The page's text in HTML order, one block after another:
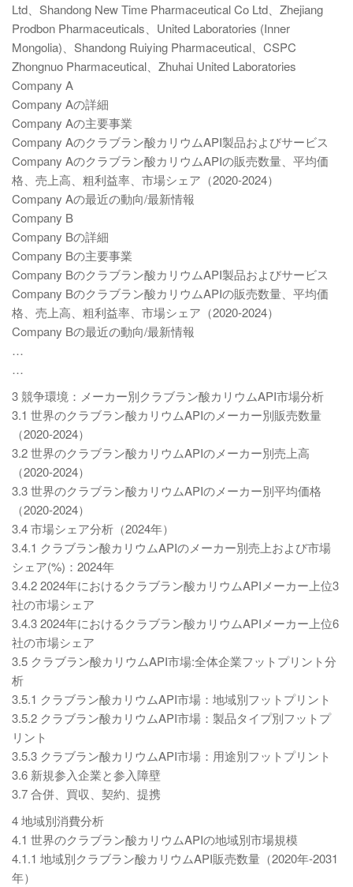
Ltd、Shandong New Time Pharmaceutical Co Ltd、Zhejiang
Prodbon Pharmaceuticals、United Laboratories (Inner
Mongolia)、Shandong Ruiying Pharmaceutical、CSPC
Zhongnuo Pharmaceutical、Zhuhai United Laboratories
Company A
Company Aの詳細
Company Aの主要事業
Company Aのクラブラン酸カリウムAPI製品およびサービス
Company Aのクラブラン酸カリウムAPIの販売数量、平均価
格、売上高、粗利益率、市場シェア（2020-2024）
Company Aの最近の動向/最新情報
Company B
Company Bの詳細
Company Bの主要事業
Company Bのクラブラン酸カリウムAPI製品およびサービス
Company Bのクラブラン酸カリウムAPIの販売数量、平均価
格、売上高、粗利益率、市場シェア（2020-2024）
Company Bの最近の動向/最新情報
…
…
3 競争環境：メーカー別クラブラン酸カリウムAPI市場分析
3.1 世界のクラブラン酸カリウムAPIのメーカー別販売数量
（2020-2024）
3.2 世界のクラブラン酸カリウムAPIのメーカー別売上高
（2020-2024）
3.3 世界のクラブラン酸カリウムAPIのメーカー別平均価格
（2020-2024）
3.4 市場シェア分析（2024年）
3.4.1 クラブラン酸カリウムAPIのメーカー別売上および市場
シェア(%)：2024年
3.4.2 2024年におけるクラブラン酸カリウムAPIメーカー上位3
社の市場シェア
3.4.3 2024年におけるクラブラン酸カリウムAPIメーカー上位6
社の市場シェア
3.5 クラブラン酸カリウムAPI市場:全体企業フットプリント分
析
3.5.1 クラブラン酸カリウムAPI市場：地域別フットプリント
3.5.2 クラブラン酸カリウムAPI市場：製品タイプ別フットプ
リント
3.5.3 クラブラン酸カリウムAPI市場：用途別フットプリント
3.6 新規参入企業と参入障壁
3.7 合併、買収、契約、提携
4 地域別消費分析
4.1 世界のクラブラン酸カリウムAPIの地域別市場規模
4.1.1 地域別クラブラン酸カリウムAPI販売数量（2020年-2031
年）